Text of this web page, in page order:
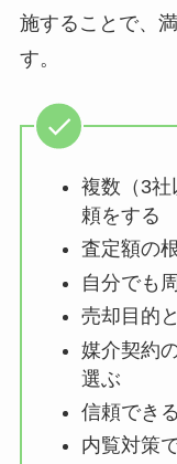
施することで、
す。
複数（3社
頼をする
査定額の
自分でも
売却目的
媒介契約
選ぶ
信頼でき
内覧対策